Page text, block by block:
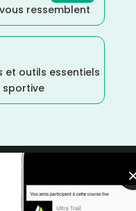
ressemblent
et outils essentiels
Distance Marathon
Dénivelé Faible